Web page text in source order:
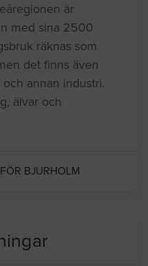
är
med sina 2500
räknas som
det finns även
annan industri.
älvar och
BJURHOLM